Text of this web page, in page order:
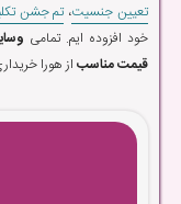
تعیین جنسیت،تم جشن
خود افزوده ایم. تمامی
قیمت مناسب از هورا